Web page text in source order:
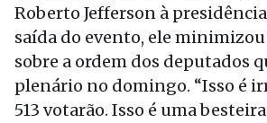
Roberto Jefferson à
saída do evento, ele
sobre a ordem dos deputados
plenário no domingo. “Isso é
513 votarão. Isso é uma